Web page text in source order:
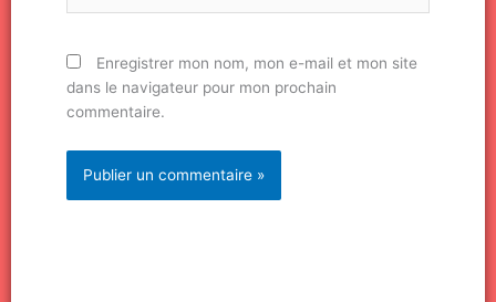
Enregistrer mon nom, mon e-mail et mon site
dans le navigateur pour mon prochain
commentaire.